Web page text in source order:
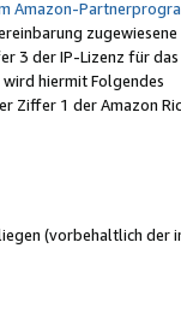
Amazon-
zugewiesene
3 der IP-Lizenz für das
hiermit Folgendes
Ziffer 1 der Amazon
(vorbehaltlich der